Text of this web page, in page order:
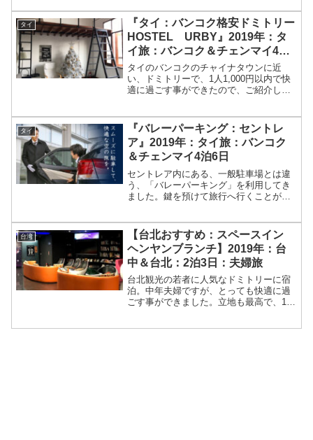
タイ
『タイ：バンコク格安ドミトリー
HOSTEL URBY』2019年：タ
イ旅：バンコク＆チェンマイ4泊6
日
タイのバンコクのチャイナタウンに近
い、ドミトリーで、1人1,000円以内で快
適に過ごす事ができたので、ご紹介しま
タイ
『バレーパーキング：セントレ
ア』2019年：タイ旅：バンコク
＆チェンマイ4泊6日
セントレア内にある、一般駐車場とは違
う、「バレーパーキング」を利用してき
ました。鍵を預けて旅行へ行くことがで
て便利です。
台湾
【台北おすすめ：スペースイン
ヘンヤンブランチ】2019年：台
中＆台北：2泊3日：夫婦旅
台北観光の若者に人気なドミトリーに宿
泊。中年夫婦ですが、とっても快適に過
ごす事ができました。立地も最高で、1人